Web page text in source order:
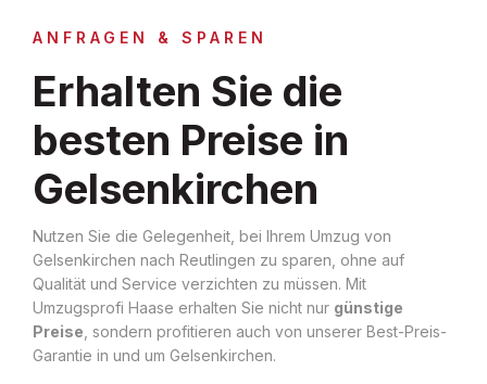
ANFRAGEN & SPAREN
Erhalten Sie die
besten Preise in
Gelsenkirchen
Nutzen Sie die Gelegenheit, bei Ihrem Umzug von
Gelsenkirchen nach Reutlingen zu sparen, ohne auf
Qualität und Service verzichten zu müssen. Mit
Umzugsprofi Haase erhalten Sie nicht nur günstige
Preise , sondern profitieren auch von unserer Best-Preis-
Garantie in und um Gelsenkirchen.